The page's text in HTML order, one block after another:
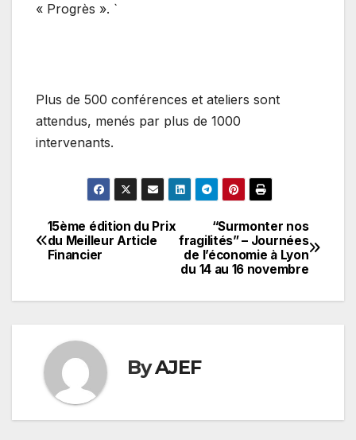
« Progrès ». `
Plus de 500 conférences et ateliers sont
attendus, menés par plus de 1000
intervenants.
Navigation
de
l’article
“Surmonter nos
fragilités” – Journées
de l’économie à Lyon
du 14 au 16 novembre
15ème édition du Prix
du Meilleur Article
Financier
ByAJEF